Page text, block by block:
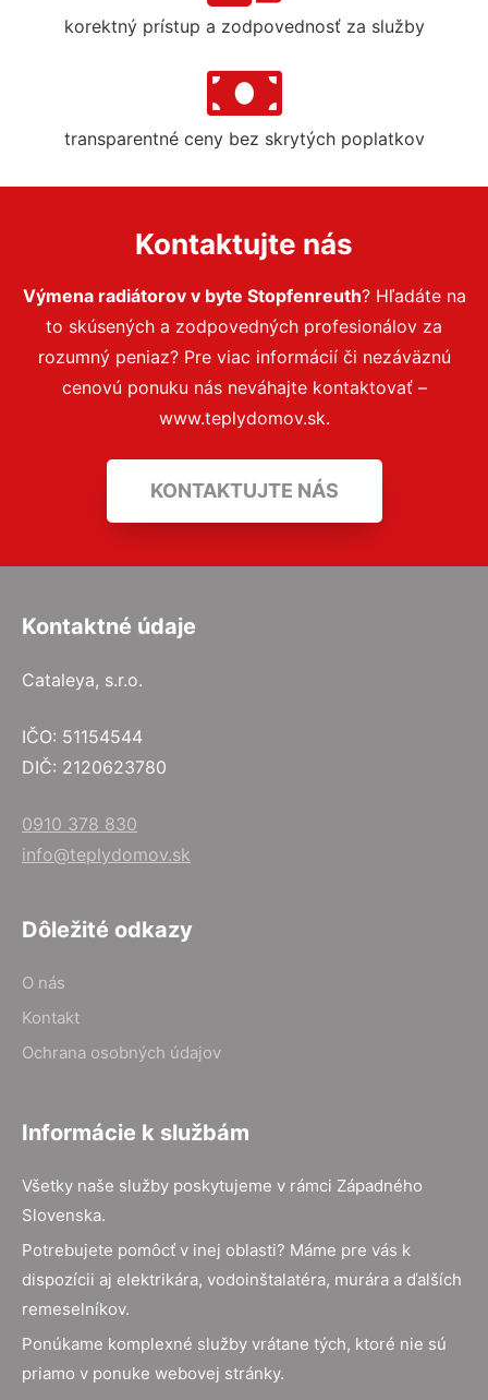
korektný prístup a zodpovednosť za služby
transparentné ceny bez skrytých poplatkov
Kontaktujte nás
Výmena radiátorov v byte Stopfenreuth? Hľadáte na
to skúsených a zodpovedných profesionálov za
rozumný peniaz? Pre viac informácií či nezáväznú
cenovú ponuku nás neváhajte kontaktovať –
www.teplydomov.sk.
KONTAKTUJTE NÁS
Kontaktné údaje
Cataleya, s.r.o.
IČO: 51154544
DIČ: 2120623780
0910 378 830
info@teplydomov.sk
Dôležité odkazy
O nás
Kontakt
Ochrana osobných údajov
Informácie k službám
Všetky naše služby poskytujeme v rámci Západného
Slovenska.
Potrebujete pomôcť v inej oblasti? Máme pre vás k
dispozícii aj elektrikára, vodoinštalatéra, murára a ďalších
remeselníkov.
Ponúkame komplexné služby vrátane tých, ktoré nie sú
priamo v ponuke webovej stránky.